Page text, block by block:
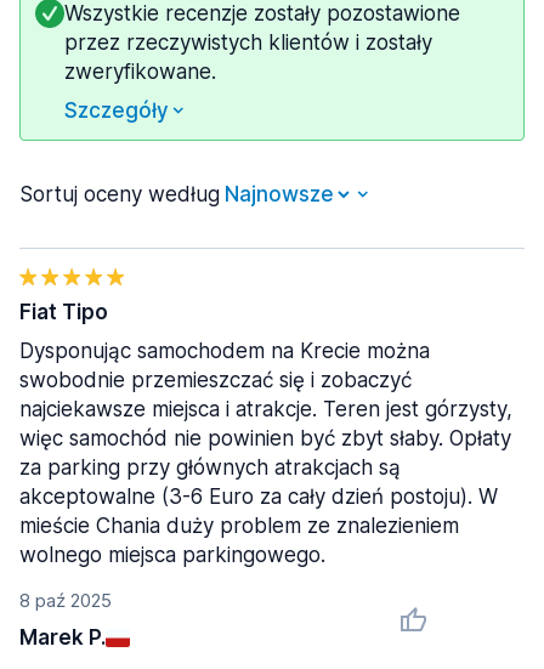
Wszystkie recenzje zostały pozostawione
przez rzeczywistych klientów i zostały
zweryfikowane.
Szczegóły
Sortuj oceny według
8 paź 2025
Marek P.
Fiat Tipo
Dysponując samochodem na Krecie można
swobodnie przemieszczać się i zobaczyć
najciekawsze miejsca i atrakcje. Teren jest górzysty,
więc samochód nie powinien być zbyt słaby. Opłaty
za parking przy głównych atrakcjach są
akceptowalne (3-6 Euro za cały dzień postoju). W
mieście Chania duży problem ze znalezieniem
wolnego miejsca parkingowego.